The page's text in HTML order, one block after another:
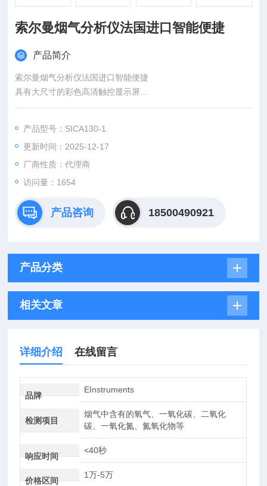
索尔曼烟气分析仪法国进口智能便捷
产品简介
索尔曼烟气分析仪法国进口智能便捷
具有大尺寸的彩色高清触控显示屏
参数：O2, CO, CO2, NO, NOx
可进行更深入的燃烧效率分析。
智能型气体传感器可现场更换，进一步提升测量性能。
产品型号：SICA130-1
更新时间：2025-12-17
厂商性质：代理商
访问量：1654
产品咨询 18500490921
产品分类
相关文章
详细介绍 在线留言
品牌
EInstruments
检测项目
烟气中含有的氧气、一氧化碳、二氧化
碳、一氧化氮、氮氧化物等
响应时间
<40秒
价格区间
1万-5万